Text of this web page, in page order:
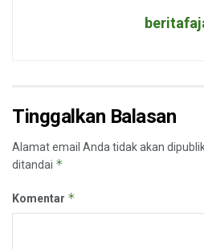
Tinggalkan Balasan
Alamat email Anda tidak akan
ditandai *
Komentar *